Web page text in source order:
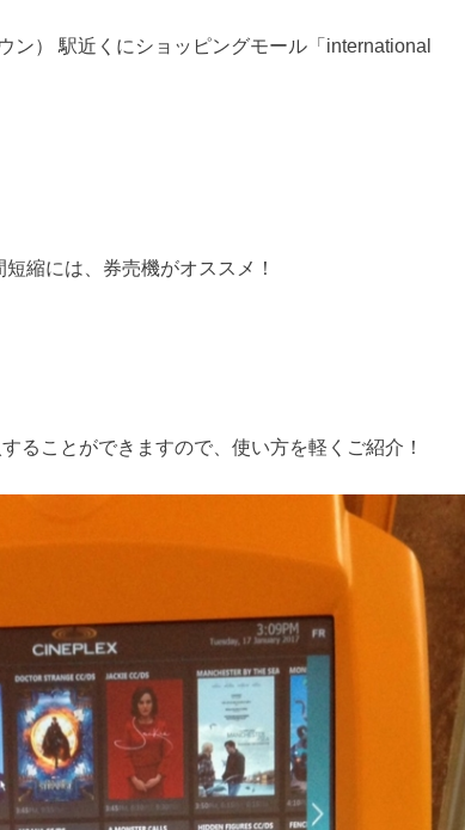
ン） 駅近くにショッピングモール「international
縮には、券売機がオススメ！
ることができますので、使い方を軽くご紹介！